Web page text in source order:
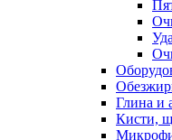
Глина и
Кисти,